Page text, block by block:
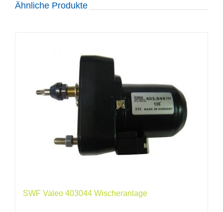
Ähnliche Produkte
SWF Valeo 403044 Wischeranlage